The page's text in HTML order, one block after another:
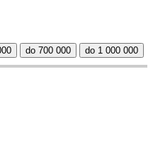
do 700 000 do 1 000 000